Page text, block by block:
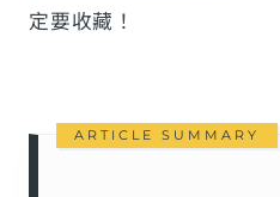
定要收藏！